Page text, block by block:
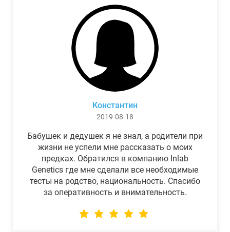
Константин
2019-08-18
Бабушек и дедушек я не знал, а родители при
жизни не успели мне рассказать о моих
предках. Обратился в компанию Inlab
Genetics где мне сделали все необходимые
тесты на родство, национальность. Спасибо
за оперативность и внимательность.